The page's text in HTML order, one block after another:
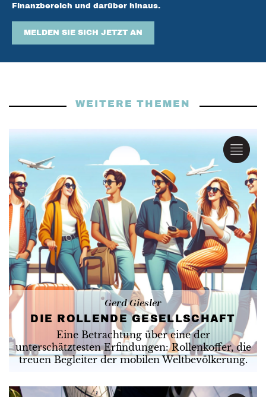
Finanzbereich und darüber hinaus.
MELDEN SIE SICH JETZT AN
WEITERE THEMEN
Gerd Giesler
DIE ROLLENDE GESELLSCHAFT
Eine Betrachtung über eine der
unterschätztesten Erfindungen: Rollenkoffer, die
treuen Begleiter der mobilen Weltbevölkerung.